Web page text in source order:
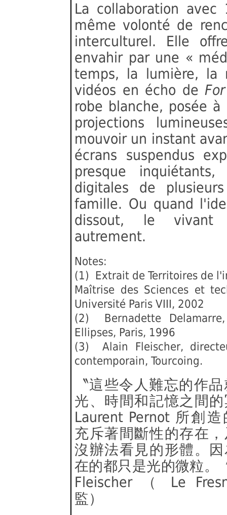
La collaboration
même volonté de
interculturel. Elle
envahir par une «
temps, la lumière, la
vidéos en écho de
robe blanche, posée
projections
mouvoir un instant
écrans suspendus
presque
digitales de
famille. Ou quand
dissout, le vivant
autrement.
Notes:
(1) Extrait de Territoires de
Maîtrise des Sciences et
Université Paris VIII, 2002
(2) Bernadette
Ellipses, Paris, 1996
(3) Alain Fleischer,
contemporain, Tourcoing.
〝這些令人難忘的作
光、時間和記憶之間
Laurent Pernot 所創
充斥著間斷性的存在
沒辦法看見的形體。
在的都只是光的微粒。
Fleischer （ Le
監）